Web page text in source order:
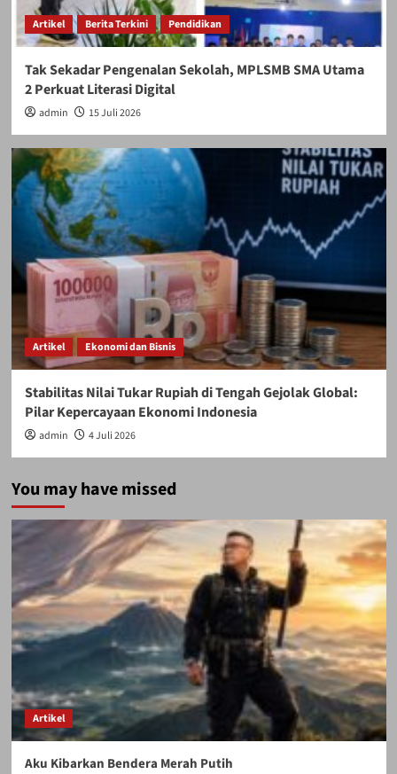
Artikel Berita Terkini Pendidikan
Tak Sekadar Pengenalan Sekolah, MPLSMB SMA Utama
2 Perkuat Literasi Digital
admin 15 Juli 2026
Artikel Ekonomi dan Bisnis
Stabilitas Nilai Tukar Rupiah di Tengah Gejolak Global:
Pilar Kepercayaan Ekonomi Indonesia
admin 4 Juli 2026
You may have missed
Artikel
Aku Kibarkan Bendera Merah Putih